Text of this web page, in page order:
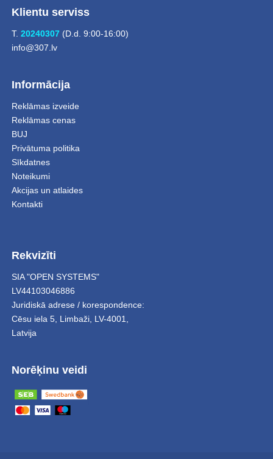
Klientu serviss
T. 20240307(D.d. 9:00-16:00)
info@307.lv
Informācija
Reklāmas izveide
Reklāmas cenas
BUJ
Privātuma politika
Sīkdatnes
Noteikumi
Akcijas un atlaides
Kontakti
Rekvizīti
SIA "OPEN SYSTEMS"
LV44103046886
Juridiskā adrese / korespondence:
Cēsu iela 5, Limbaži, LV-4001,
Latvija
Norēķinu veidi